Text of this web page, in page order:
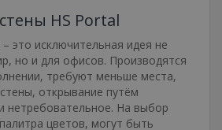
HS Portal
это исключительная идея не
но и для офисов. Производятся
требуют меньше места,
открывание путём
нетребовательное. На выбор
цветов, могут быть